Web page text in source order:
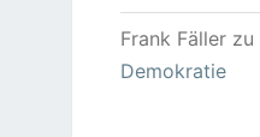
Frank Fällerzu
Demokratie